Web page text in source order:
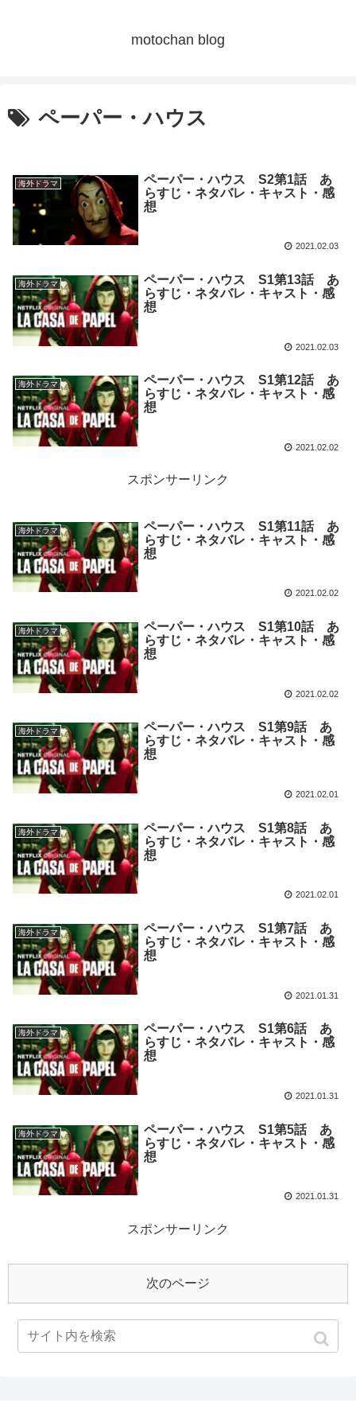
motochan blog
ペーパー・ハウス
海外ドラマ
ペーパー・ハウス S2第1話 あ
らすじ・ネタバレ・キャスト・感
想
2021.02.03
海外ドラマ
ペーパー・ハウス S1第13話 あ
らすじ・ネタバレ・キャスト・感
想
2021.02.03
海外ドラマ
ペーパー・ハウス S1第12話 あ
らすじ・ネタバレ・キャスト・感
想
2021.02.02
スポンサーリンク
海外ドラマ
ペーパー・ハウス S1第11話 あ
らすじ・ネタバレ・キャスト・感
想
2021.02.02
海外ドラマ
ペーパー・ハウス S1第10話 あ
らすじ・ネタバレ・キャスト・感
想
2021.02.02
海外ドラマ
ペーパー・ハウス S1第9話 あ
らすじ・ネタバレ・キャスト・感
想
2021.02.01
海外ドラマ
ペーパー・ハウス S1第8話 あ
らすじ・ネタバレ・キャスト・感
想
2021.02.01
海外ドラマ
ペーパー・ハウス S1第7話 あ
らすじ・ネタバレ・キャスト・感
想
2021.01.31
海外ドラマ
ペーパー・ハウス S1第6話 あ
らすじ・ネタバレ・キャスト・感
想
2021.01.31
海外ドラマ
ペーパー・ハウス S1第5話 あ
らすじ・ネタバレ・キャスト・感
想
2021.01.31
スポンサーリンク
次のページ